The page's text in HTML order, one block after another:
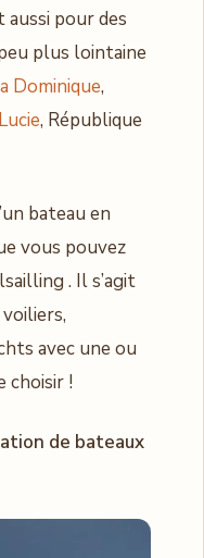
aussi pour des
plus lointaine
Dominique,
, République
bateau en
vous pouvez
. Il s’agit
avec une ou
choisir !
de bateaux